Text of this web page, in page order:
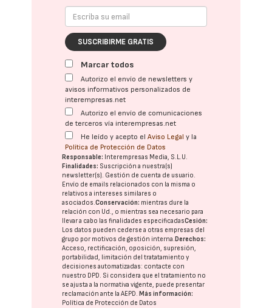
SUSCRIBIRME GRATIS
Marcar todos
Autorizo el envío de newsletters y
avisos informativos personalizados de
interempresas.net
Autorizo el envío de comunicaciones
de terceros vía interempresas.net
He leído y acepto elAviso Legal y la
Política de Protección de Datos
Responsable: Interempresas Media, S.L.U.
Finalidades: Suscripción a nuestra(s)
newsletter(s). Gestión de cuenta de usuario.
Envío de emails relacionados con la misma o
relativos a intereses similares o
asociados.Conservación: mientras dure la
relación con Ud., o mientras sea necesario para
llevar a cabo las finalidades especificadasCesión:
Los datos pueden cederse a otras empresas del
grupo por motivos de gestión interna. Derechos:
Acceso, rectificación, oposición, supresión,
portabilidad, limitación del tratatamiento y
decisiones automatizadas: contacte con
nuestro DPD. Si considera que el tratamiento no
se ajusta a la normativa vigente, puede presentar
reclamación ante laAEPD. Más información:
Política de Protección de Datos